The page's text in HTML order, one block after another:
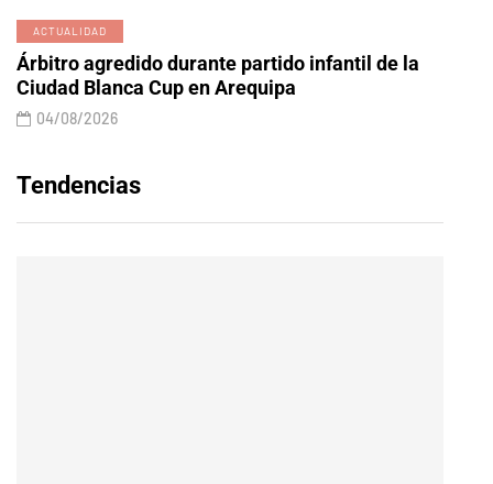
ACTUALIDAD
Árbitro agredido durante partido infantil de la
Ciudad Blanca Cup en Arequipa
04/08/2026
Tendencias